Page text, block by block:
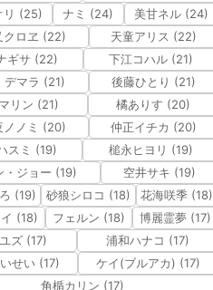
リ (25)
ナミ (24)
美甘ネル (24)
クロヱ (22)
天童アリス (22)
ギサ (22)
下江コハル (21)
デマラ (21)
後藤ひとり (21)
リン (21)
橘ありす (20)
ノノミ (20)
仲正イチカ (20)
スミ (19)
槌永ヒヨリ (19)
・ジョー (19)
空井サキ (19)
(19)
砂狼シロコ (18)
花海咲季 (18)
(18)
フェルン (18)
博麗霊夢 (17)
ズ (17)
浦和ハナコ (17)
せい (17)
ケイ(ブルアカ) (17)
角楯カリン (17)